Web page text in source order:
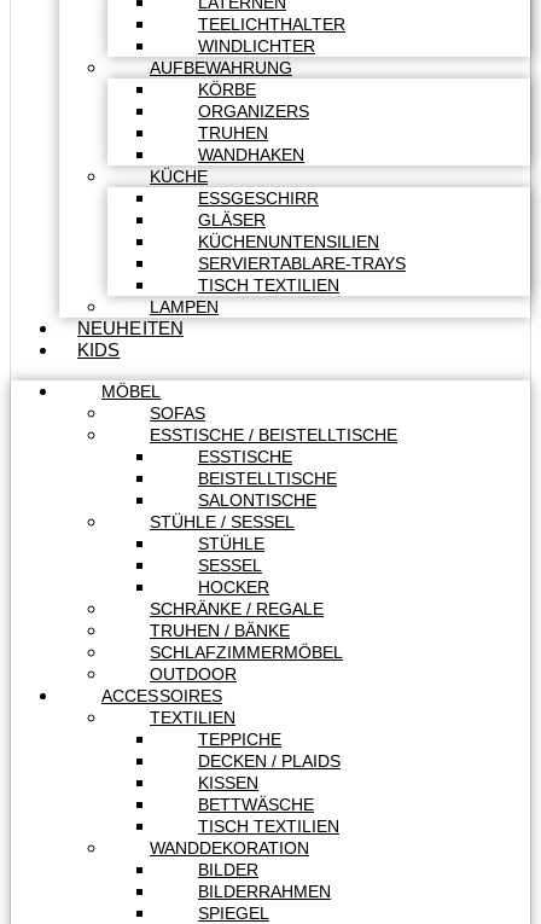
TEELICHTHALTER
WINDLICHTER
AUFBEWAHRUNG
KÖRBE
ORGANIZERS
TRUHEN
WANDHAKEN
KÜCHE
ESSGESCHIRR
GLÄSER
KÜCHENUNTENSILIEN
SERVIERTABLARE-TRAYS
TISCH TEXTILIEN
LAMPEN
NEUHEITEN
KIDS
MÖBEL
SOFAS
ESSTISCHE / BEISTELLTISCHE
ESSTISCHE
BEISTELLTISCHE
SALONTISCHE
STÜHLE / SESSEL
STÜHLE
SESSEL
HOCKER
SCHRÄNKE / REGALE
TRUHEN / BÄNKE
SCHLAFZIMMERMÖBEL
OUTDOOR
ACCESSOIRES
TEXTILIEN
TEPPICHE
DECKEN / PLAIDS
KISSEN
BETTWÄSCHE
TISCH TEXTILIEN
WANDDEKORATION
BILDER
BILDERRAHMEN
SPIEGEL